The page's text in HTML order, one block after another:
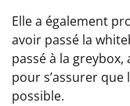
Elle a également
avoir passé la
passé à la
pour s’assurer que
possible.